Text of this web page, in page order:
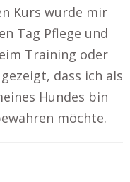
Kurs wurde mir
Tag Pflege und
Training oder
dass ich als
Hundes bin
möchte.